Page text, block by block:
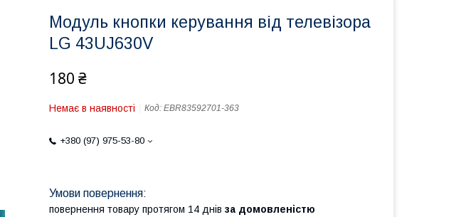
Модуль кнопки керування від телевізора
LG 43UJ630V
180 ₴
Немає в наявності Код: EBR83592701-363
+380 (97) 975-53-80
повернення товару протягом 14 днів за домовленістю